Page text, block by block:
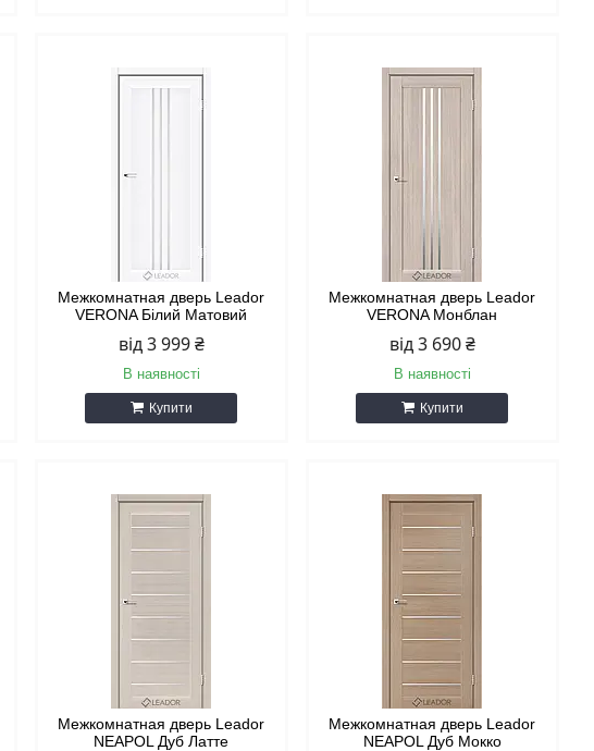
Межкомнатная дверь Leador
VERONA Білий Матовий
від 3 999 ₴
В наявності
Купити
Межкомнатная дверь Leador
VERONA Монблан
від 3 690 ₴
В наявності
Купити
Межкомнатная дверь Leador
NEAPOL Дуб Латте
Межкомнатная дверь Leador
NEAPOL Дуб Мокко